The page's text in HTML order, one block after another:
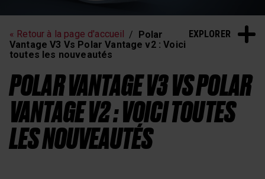
EXPLORER
« Retour à la page d'accueil
Polar
Vantage V3 Vs Polar Vantage v2 : Voici
toutes les nouveautés
POLAR VANTAGE V3 VS POLAR
VANTAGE V2 : VOICI TOUTES
LES NOUVEAUTÉS